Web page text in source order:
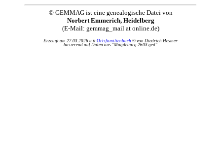
© GEMMAG ist eine genealogische Datei von
Norbert Emmerich, Heidelberg
(E-Mail: gemmag_mail at online.de)
Erzeugt am 27.03.2026 mit Ortsfamilienbuch © von Diedrich Hesmer
basierend auf Daten aus "Magdeburg 2603.ged"